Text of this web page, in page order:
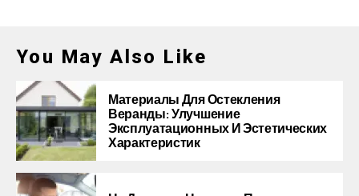
You May Also Like
Материалы Для Остекления
Веранды: Улучшение
Эксплуатационных И Эстетических
Характеристик